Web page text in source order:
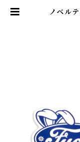
ノベル